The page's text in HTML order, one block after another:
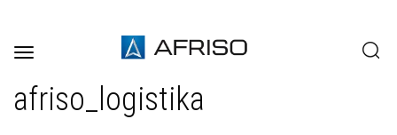
Toggle
afriso_logistika